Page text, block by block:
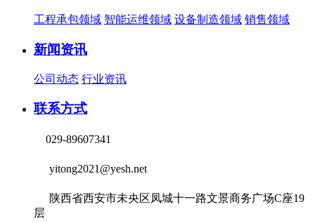
工程承包领域 智能运维领域 设备制造领域 销售领域
新闻资讯
公司动态 行业资讯
联系方式
029-89607341
yitong2021@yesh.net
陕西省西安市未央区凤城十一路文景商务广场C座19
层